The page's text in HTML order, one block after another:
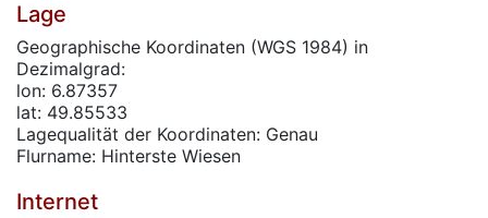
Lage
Geographische Koordinaten (WGS 1984) in
Dezimalgrad:
lon: 6.87357
lat: 49.85533
Lagequalität der Koordinaten: Genau
Flurname: Hinterste Wiesen
Internet